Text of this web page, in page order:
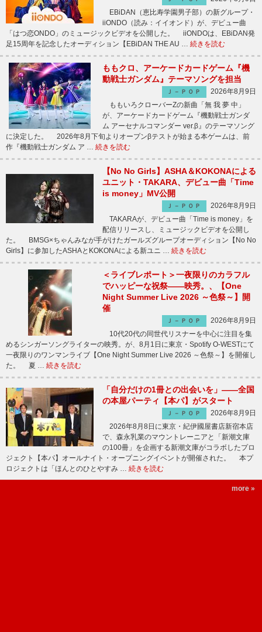
EBiDAN（恵比寿学園男子部）の新グループ・
iiONDO（読み：イイオンド）が、デビュー曲
「はつ恋ONDO」のミュージックビデオを公開した。 iiONDOは、EBiDAN発
足15周年を記念したオーディション【EBiDAN THE AU … 続きを読む
ももクロ、アーケードカードゲーム『機
動戦士ガンダム』テーマソングを担当
Ｊ－ＰＯＰ
2026年8月9日
ももいろクローバーZの新曲「無 我 夢 中」
が、アーケードカードゲーム『機動戦士ガンダ
ム アーセナルコマンダー ver.β』のテーマソング
に決定した。 2026年8月下旬よりオープンβテストが始まる本ゲームは、前
作『機動戦士ガンダム ア … 続きを読む
【No No Girls】ASHA＆KOKONAによる
ユニット・TAKARA、デビュー曲「Time
is money」MV公開
Ｊ－ＰＯＰ
2026年8月9日
TAKARAが、デビュー曲「Time is money」を
配信リリースし、ミュージックビデオを公開し
た。 BMSG×ちゃんみなが手がけたガールズグループオーディション【No No
Girls】に参加したASHAとKOKONAによる新ユニ … 続きを読む
＜ライブレポート＞一夜限りのカラフル
でハッピーな祝祭――映秀。、【One
Night Summer Live 2026 ～色祭～】開
催
Ｊ－ＰＯＰ
2026年8月9日
10代20代の同世代リスナーを中心に注目を集
めるシンガーソングライターの映秀。が、8月1日に東京・Spotify O-WESTにて
一夜限りのワンマンライブ【One Night Summer Live 2026 ～色祭～】を開催し
た。 夏 … 続きを読む
「自分だけの1冊との出会いを」――全国
の本屋パーティ【本パ】がスタート
Ｊ－ＰＯＰ
2026年8月9日
2026年8月8日に東京・紀伊國屋書店新宿本店
で、森永乳業のマウントレーニアと「新潮文庫
の100冊」を企画する新潮文庫がコラボしたプロ
ジェクト【本パ】オールナイト・オープニングイベントが開催された。 本プ
ロジェクトは「ほんとのひとやすみ … 続きを読む
more »